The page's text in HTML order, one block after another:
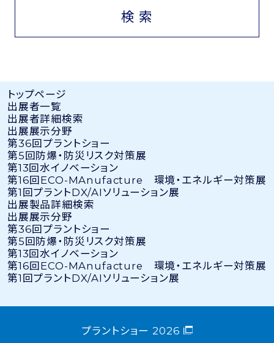
検 索
トップページ
出展者⼀覧
出展者詳細検索
出展展示分野
第36回プラントショー
第5回防爆・防災リスク対策展
第13回水イノベーション
第16回ECO-MAnufacture 環境・エネルギー対策展
第1回プラントDX/AIソリューション展
出展製品詳細検索
出展展示分野
第36回プラントショー
第5回防爆・防災リスク対策展
第13回水イノベーション
第16回ECO-MAnufacture 環境・エネルギー対策展
第1回プラントDX/AIソリューション展
プラントショー 2026